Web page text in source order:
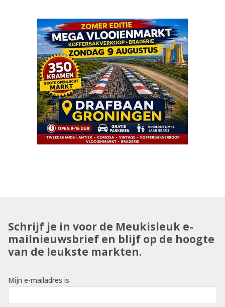
Schrijf je in voor de Meukisleuk e-
mailnieuwsbrief en blijf op de hoogte
van de leukste markten.
Mijn e-mailadres is